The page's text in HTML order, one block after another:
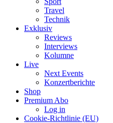
Travel
Technik
Exklusiv
Reviews
Interviews
Kolumne
Live
Next Events
Konzertberichte
Shop
Premium Abo
Log in
Cookie-Richtlinie (EU)